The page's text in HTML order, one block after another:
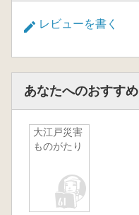
レビューを書く
あなたへのおすすめ
大江戸災害
ものがたり